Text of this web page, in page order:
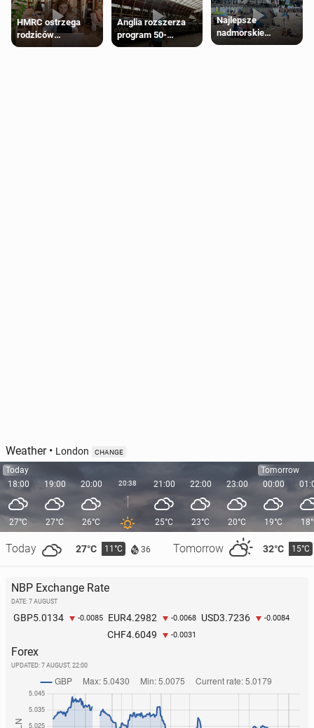
HMRC ostrzega
rodziców
pobierających Child
Anglia rozszerza
program 50-
procentowych
Najlepsze
nadmorskie
miasteczko blisko
Weather• London CHANGE
Today
18:00
27°C
Today 27°C 11°C 36 Tomorrow 32°C 15°C
19:00
27°C
20:00
26°C
20:38 21:00
25°C
22:00
23°C
23:00
20°C
Tomorrow
00:00
19°C
NBP Exchange Rate
DATE: 7 AUGUST
GBP5.0134 -0.0085 EUR4.2982 -0.0068 USD3.7236 -0.0084
CHF4.6049 -0.0031
Forex
UPDATED: 7 AUGUST, 22:00